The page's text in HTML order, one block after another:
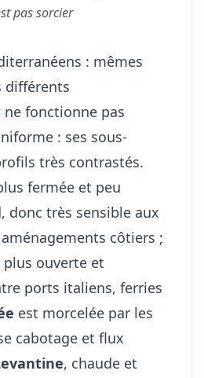
pas sorcier
: mêmes
différents
ne fonctionne pas
: ses sous-
très contrastés.
fermée et peu
donc très sensible aux
côtiers ;
plus ouverte et
ports italiens, ferries
est morcelée par les
cabotage et flux
, chaude et